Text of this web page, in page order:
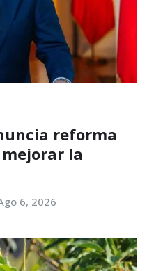
reforma
la
6, 2026